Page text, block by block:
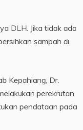
DLH. Jika tidak ada
sampah di
Kepahiang, Dr.
perekrutan
pendataan pada